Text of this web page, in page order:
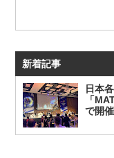
新着記事
日本
「
で開